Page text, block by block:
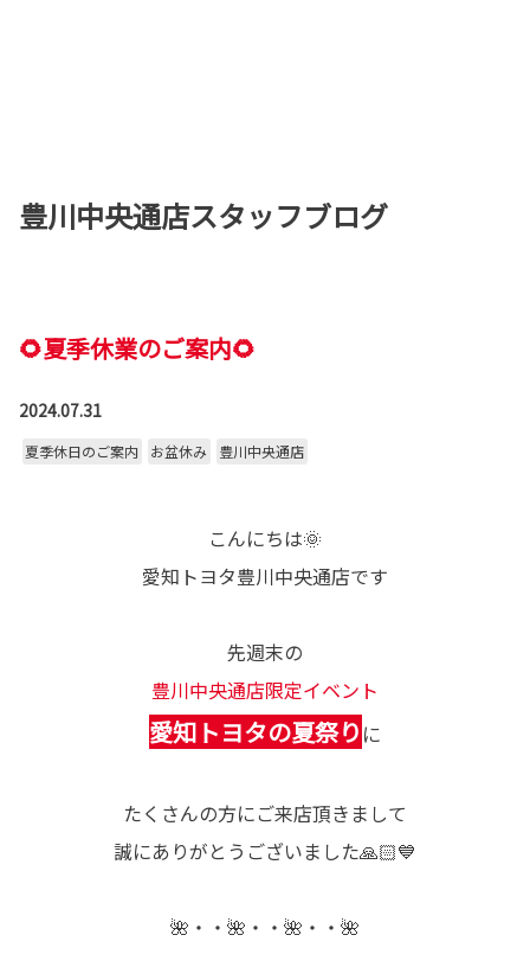
豊川中央通店スタッフブログ
🌻夏季休業のご案内🌻
2024.07.31
夏季休日のご案内 お盆休み 豊川中央通店
こんにちは🌞
愛知トヨタ豊川中央通店です
先週末の
豊川中央通店限定イベント
愛知トヨタの夏祭り に
たくさんの方にご来店頂きまして
誠にありがとうございました🙏🏻💙
🌺・・🌺・・🌺・・🌺